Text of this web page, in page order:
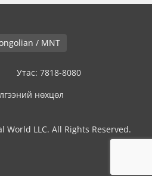
Mongolian / MNT
Утас: 7818-8080
нөхцөл
LLC. All Rights Reserved.